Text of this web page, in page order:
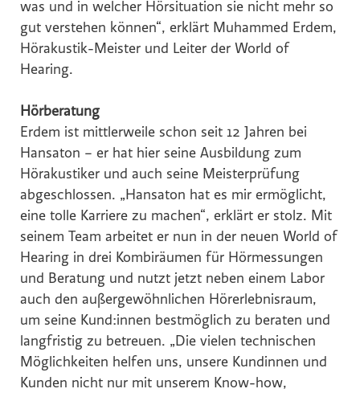
was und in welcher Hörsituation sie nicht mehr so
gut verstehen können“, erklärt Muhammed Erdem,
Hörakustik-Meister und Leiter der World of
Hearing.
Hörberatung
Erdem ist mittlerweile schon seit 12 Jahren bei
Hansaton – er hat hier seine Ausbildung zum
Hörakustiker und auch seine Meisterprüfung
abgeschlossen. „Hansaton hat es mir ermöglicht,
eine tolle Karriere zu machen“, erklärt er stolz. Mit
seinem Team arbeitet er nun in der neuen World of
Hearing in drei Kombiräumen für Hörmessungen
und Beratung und nutzt jetzt neben einem Labor
auch den außergewöhnlichen Hörerlebnisraum,
um seine Kund:innen bestmöglich zu beraten und
langfristig zu betreuen. „Die vielen technischen
Möglichkeiten helfen uns, unsere Kundinnen und
Kunden nicht nur mit unserem Know-how,